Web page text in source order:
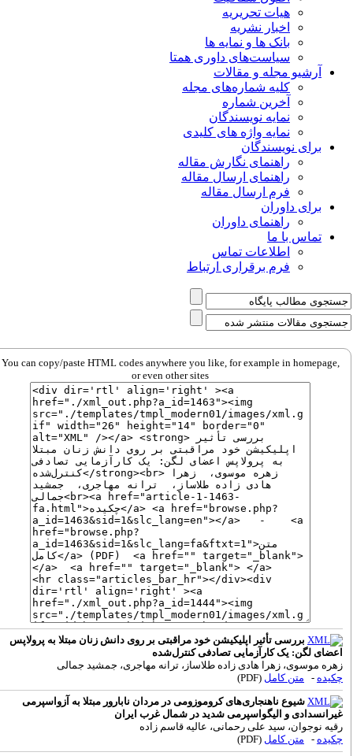
هیات تحریریه
اخبار نشریه
بانک ها و نمایه ها
سیاست‌های داوری همتا
مجله و مقالات
کلیه شماره‌های مجله
آخرین شماره
نمایه نویسندگان
نمایه واژه های کلیدی
نویسندگان
راهنمای نگارش مقاله
راهنمای ارسال مقاله
فرم ارسال مقاله
داوران
راهنمای داوران
با ما
اطلاعات تماس
فرم برقراری ارتباط
You can copy/paste HTML codes anywhere you like, for example in
or even other sites
بررسی تأثیر اپلیکیشن خود مراقبتی بر روی دانش زنان مبتلا به پرولاپس
یک کارآزمایی تصادفی کنترل‌شده
زهرا هادی زاده طلاساز، ترانه مهاجری، جمشید جمالی
متن کامل
(PDF)
شیوع ناهنجاری‌های کروموزومی در مردان نابارور مبتلا به آزواسپرمی
و الیگواسپرمی شدید در شمال غرب ایران
سید علی رحمانی، عالیه قاسم زاده
متن کامل
(PDF)